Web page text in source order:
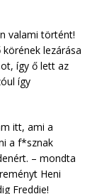
valami történt!
körének lezárása
így ő lett az
így
itt, ami a
a f*sznak
– mondta
Heni
Freddie!